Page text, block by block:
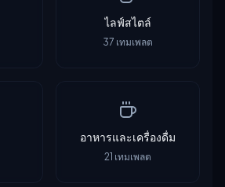
ไลฟ์สไตล์
37 เทมเพลต
อาหารและเครื่องดื่ม
21 เทมเพลต